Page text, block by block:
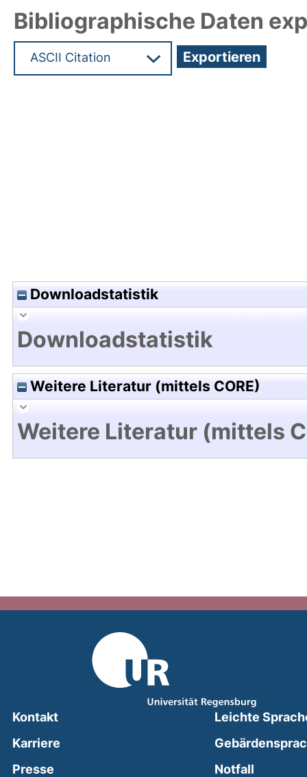
Bibliographische Daten
Downloadstatistik
Downloadstatistik
Weitere Literatur (mittels CORE)
Weitere Literatur (mittels
Kontakt
Karriere
Presse
Leichte
Notfall